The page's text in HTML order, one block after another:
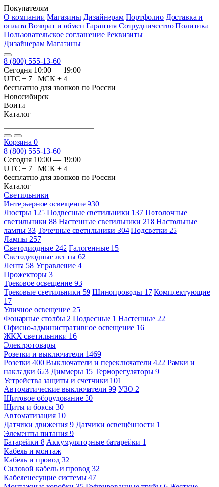
Покупателям
О компании Магазины Дизайнерам Портфолио Доставка и
оплата Возврат и обмен Гарантия Сотрудничество Политика
Пользовательское соглашение Реквизиты
Дизайнерам Магазины
8 (800) 555-13-60
Сегодня 10:00 — 19:00
UTC + 7 | МСК + 4
бесплатно для звонков по России
Новосибирск
Войти
Каталог
Корзина 0
8 (800) 555-13-60
Сегодня 10:00 — 19:00
UTC + 7 | МСК + 4
бесплатно для звонков по России
Каталог
Светильники
Интерьерное освещение 930
Люстры 125 Подвесные светильники 137 Потолочные
светильники 88 Настенные светильники 218 Настольные
лампы 33 Точечные светильники 304 Подсветки 25
Лампы 257
Светодиодные 242 Галогенные 15
Светодиодные ленты 62
Лента 58 Управление 4
Прожекторы 3
Трековое освещение 93
Трековые светильники 59 Шинопроводы 17 Комплектующие
17
Уличное освещение 25
Фонарные столбы 2 Подвесные 1 Настенные 22
Офисно-административное освещение 16
ЖКХ светильники 16
Электротовары
Розетки и выключатели 1469
Розетки 400 Выключатели и переключатели 422 Рамки и
накладки 623 Диммеры 15 Терморегуляторы 9
Устройства защиты и счетчики 101
Автоматические выключатели 99 УЗО 2
Щитовое оборудование 30
Щиты и боксы 30
Автоматизация 10
Датчики движения 9 Датчики освещённости 1
Элементы питания 9
Батарейки 8 Аккумуляторные батарейки 1
Кабель и монтаж
Кабель и провод 32
Силовой кабель и провод 32
Кабеленесущие системы 47